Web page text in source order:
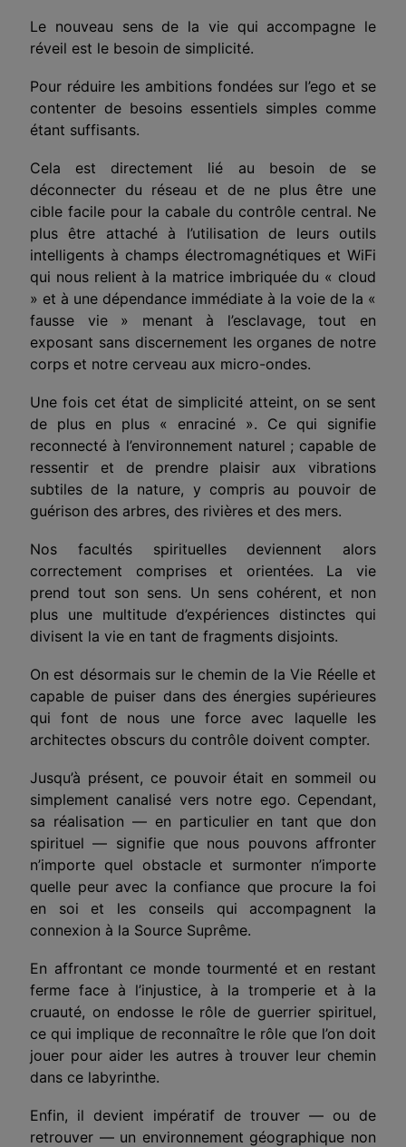
Le nouveau sens de la vie qui accompagne le
réveil est le besoin de simplicité.
Pour réduire les ambitions fondées sur l’ego et se
contenter de besoins essentiels simples comme
étant suffisants.
Cela est directement lié au besoin de se
déconnecter du réseau et de ne plus être une
cible facile pour la cabale du contrôle central. Ne
plus être attaché à l’utilisation de leurs outils
intelligents à champs électromagnétiques et WiFi
qui nous relient à la matrice imbriquée du « cloud
» et à une dépendance immédiate à la voie de la «
fausse vie » menant à l’esclavage, tout en
exposant sans discernement les organes de notre
corps et notre cerveau aux micro-ondes.
Une fois cet état de simplicité atteint, on se sent
de plus en plus « enraciné ». Ce qui signifie
reconnecté à l’environnement naturel ; capable de
ressentir et de prendre plaisir aux vibrations
subtiles de la nature, y compris au pouvoir de
guérison des arbres, des rivières et des mers.
Nos facultés spirituelles deviennent alors
correctement comprises et orientées. La vie
prend tout son sens. Un sens cohérent, et non
plus une multitude d’expériences distinctes qui
divisent la vie en tant de fragments disjoints.
On est désormais sur le chemin de la Vie Réelle et
capable de puiser dans des énergies supérieures
qui font de nous une force avec laquelle les
architectes obscurs du contrôle doivent compter.
Jusqu’à présent, ce pouvoir était en sommeil ou
simplement canalisé vers notre ego. Cependant,
sa réalisation — en particulier en tant que don
spirituel — signifie que nous pouvons affronter
n’importe quel obstacle et surmonter n’importe
quelle peur avec la confiance que procure la foi
en soi et les conseils qui accompagnent la
connexion à la Source Suprême.
En affrontant ce monde tourmenté et en restant
ferme face à l’injustice, à la tromperie et à la
cruauté, on endosse le rôle de guerrier spirituel,
ce qui implique de reconnaître le rôle que l’on doit
jouer pour aider les autres à trouver leur chemin
dans ce labyrinthe.
Enfin, il devient impératif de trouver — ou de
retrouver —un environnement géographique non